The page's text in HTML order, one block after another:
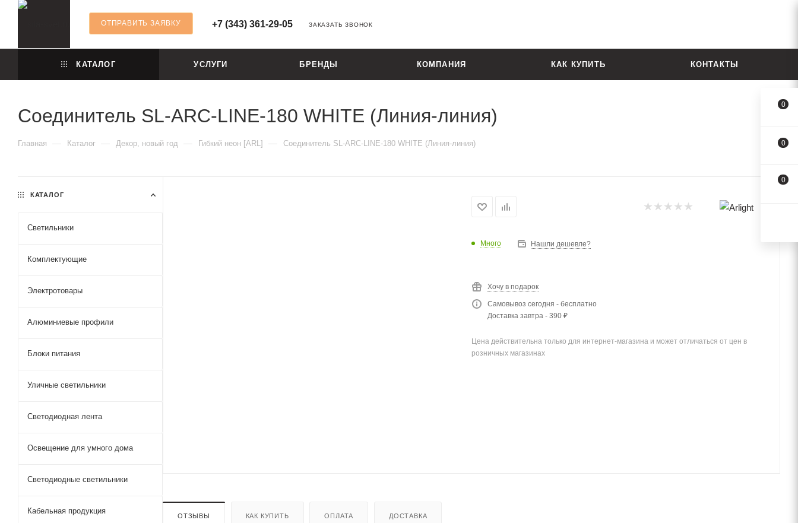
ОТПРАВИТЬ ЗАЯВКУ +7 (343) 361-29-05 ЗАКАЗАТЬ ЗВОНОК
КАТАЛОГ УСЛУГИ БРЕНДЫ КОМПАНИЯ КАК КУПИТЬ КОНТАКТЫ
Cоединитель SL-ARC-LINE-180 WHITE (Линия-линия)
Главная — Каталог — Декор, новый год — Гибкий неон [ARL] — Cоединитель SL-ARC-LINE-180 WHITE (Линия-линия)
Много Нашли дешевле?
Хочу в подарок
Самовывоз сегодня - бесплатно
Доставка завтра - 390 ₽
Цена действительна только для интернет-магазина и может отличаться от цен в
розничных магазинах
ОТЗЫВЫ КАК КУПИТЬ ОПЛАТА ДОСТАВКА
КАТАЛОГ
Светильники
Комплектующие
Электротовары
Алюминиевые профили
Блоки питания
Уличные светильники
Светодиодная лента
Освещение для умного дома
Светодиодные светильники
Кабельная продукция
0
0
0